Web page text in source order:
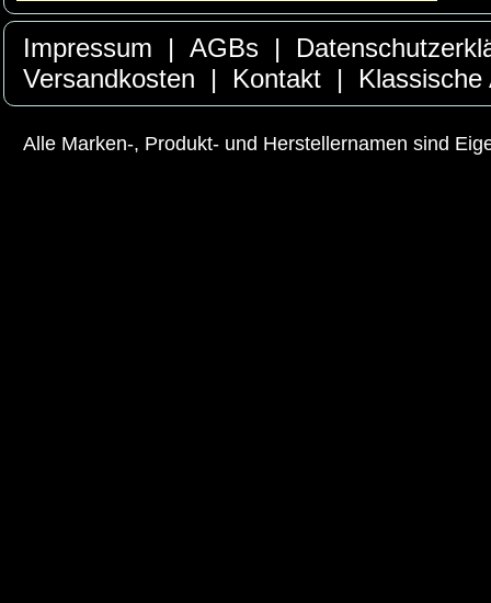
Impressum | AGBs |
Versandkosten
| Kontakt |
Alle Marken-, Produkt- und Herstellernamen sind